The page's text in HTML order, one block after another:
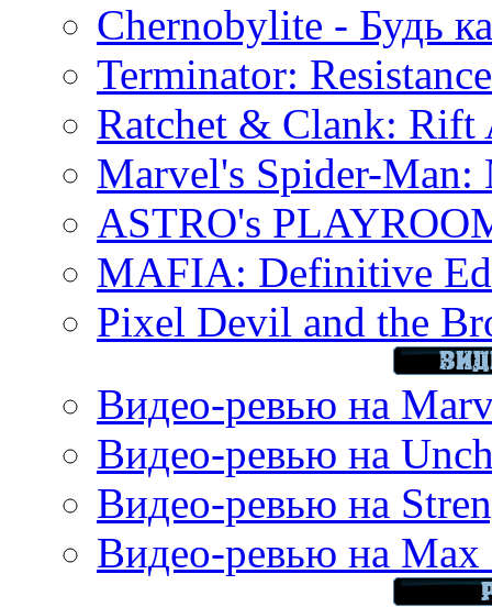
Chernobylite - Будь
Terminator:
Ratchet & Clank: Rift
Marvel's Spider-Man:
ASTRO's
MAFIA: Definitive
Pixel Devil and the
Видео-ревью на
Видео-ревью на
Видео-ревью на
Видео-ревью на Max